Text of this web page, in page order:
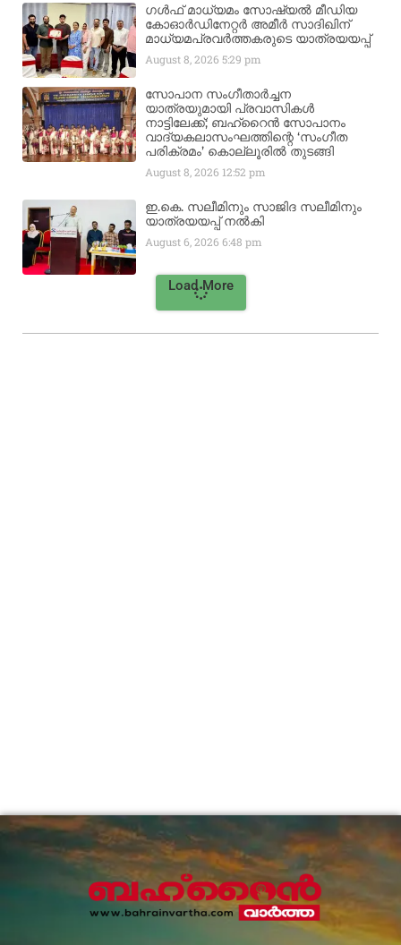
ഗൾഫ് മാധ്യമം സോഷ്യൽ മീഡിയ
കോഓർഡിനേറ്റർ അമീർ സാദിഖിന്
മാധ്യമപ്രവർത്തകരുടെ യാത്രയയപ്പ്
August 8, 20265:29 pm
സോപാന സംഗീതാർച്ചന
യാത്രയുമായി പ്രവാസികൾ
നാട്ടിലേക്ക്; ബഹ്‌റൈൻ സോപാനം
വാദ്യകലാസംഘത്തിന്റെ ‘സംഗീത
പരിക്രമം’ കൊല്ലൂരിൽ തുടങ്ങി
August 8, 2026 12:52 pm
ഇ.കെ. സലീമിനും സാജിദ സലീമിനും
യാത്രയയപ്പ് നൽകി
August 6, 20266:48 pm
Load More